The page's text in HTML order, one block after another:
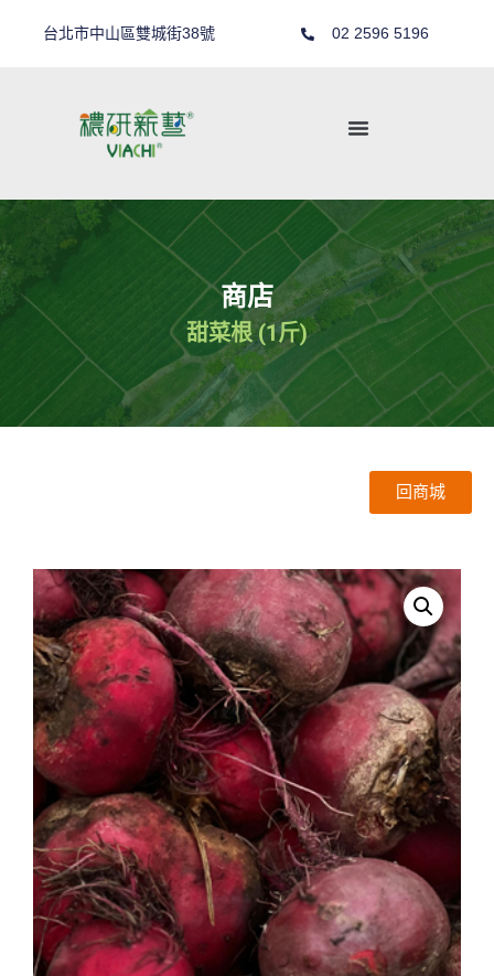
台北市中山區雙城街38號 02 2596 5196
商店
甜菜根 (1斤)
回商城